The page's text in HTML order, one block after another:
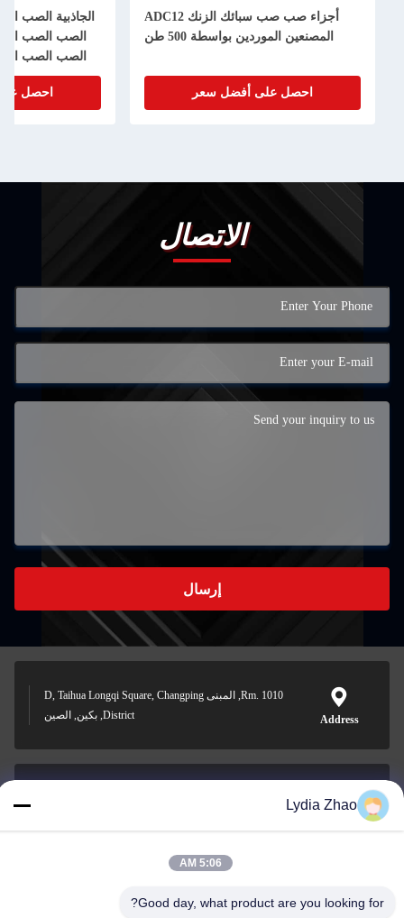
أجزاء صب صب سبائك الزنك ADC12
المصنعين الموردين بواسطة 500 طن
احصل على أفضل سعر
الجاذبية الصب
الصب الصب
الصب الصب
الصب الصب
الصب الصب
احصل
الاتصال
إرسال
Address
Rm. 1010, المبنى D, Taihua Longqi Square, Changping
District, بكين, الصين
jesingd@vip.sina.com
0086-10-62574092
Lydia Zhao
5:06 AM
Good day, what product are you looking for?